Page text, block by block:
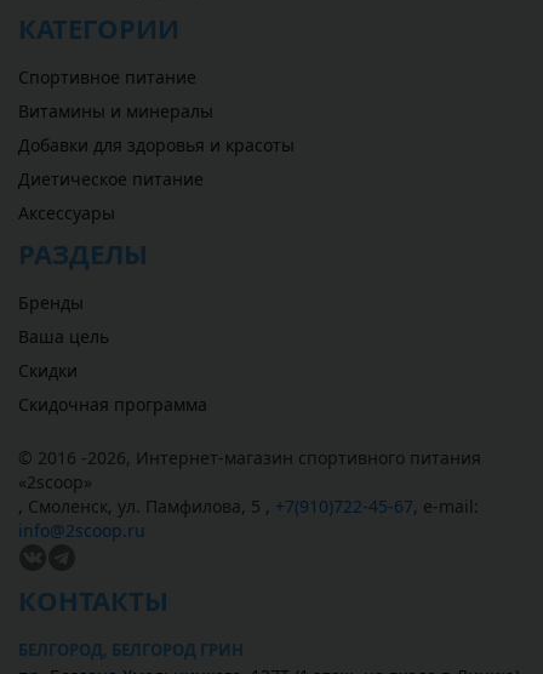
КАТЕГОРИИ
Спортивное питание
Витамины и минералы
Добавки для здоровья и красоты
Диетическое питание
Аксессуары
РАЗДЕЛЫ
Бренды
Ваша цель
Скидки
Скидочная программа
© 2016 -2026, Интернет-магазин спортивного питания
«2scoop»
, Смоленск, ул. Памфилова, 5 , +7(910)722-45-67, e-mail:
info@2scoop.ru
КОНТАКТЫ
БЕЛГОРОД, БЕЛГОРОД ГРИН